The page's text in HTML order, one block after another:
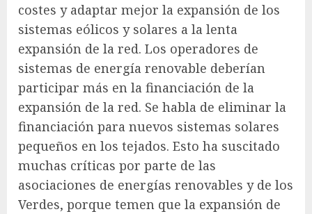
costes y adaptar mejor la expansión de los
sistemas eólicos y solares a la lenta
expansión de la red. Los operadores de
sistemas de energía renovable deberían
participar más en la financiación de la
expansión de la red. Se habla de eliminar la
financiación para nuevos sistemas solares
pequeños en los tejados. Esto ha suscitado
muchas críticas por parte de las
asociaciones de energías renovables y de los
Verdes, porque temen que la expansión de